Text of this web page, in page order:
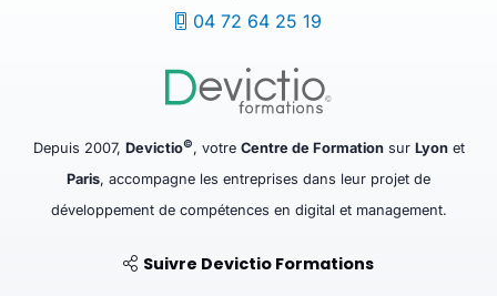
04 72 64 25 19
Depuis 2007, Devictio©, votre Centre de Formationsur Lyonet
Paris, accompagne les entreprises dans leur projet de
développement de compétences en digital et management.
Suivre Devictio Formations